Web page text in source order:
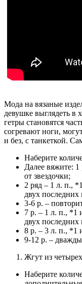
Мода на вязаные
девушке выглядеть в
гетры становятся
согревают ноги,
и без, с танкеткой.
Наберите
Далее вяжите:
от звездочки;
2 ряд – 1 л. п.,
двух последних
3-6 р. –
7 р. – 1 л. п., *1
двух последних
8 р. – 3 л. п., *1
9-12 р. –
Жгут из
Наберите